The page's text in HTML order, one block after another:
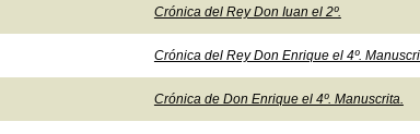
Crónica del Rey Don Iuan el 2º.
Crónica del Rey Don Enrique el 4º.
Crónica de Don Enrique el 4º. Manuscrita.